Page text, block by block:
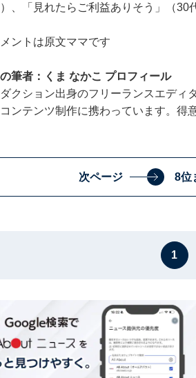
、「見れたらご利益ありそう」（30
ントは原文ママです
筆者：くま なかこ プロフィール
クション出身のフリーランスエディ
ンテンツ制作に携わっています。得
次ページ 8位
1